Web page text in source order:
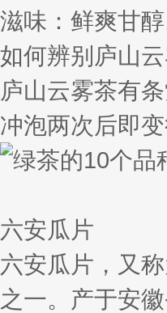
滋味：鲜爽甘醇
如何辨别庐山云
庐山云雾茶有
冲泡两次后即变
六安瓜片
六安瓜片，又
之一。产于安